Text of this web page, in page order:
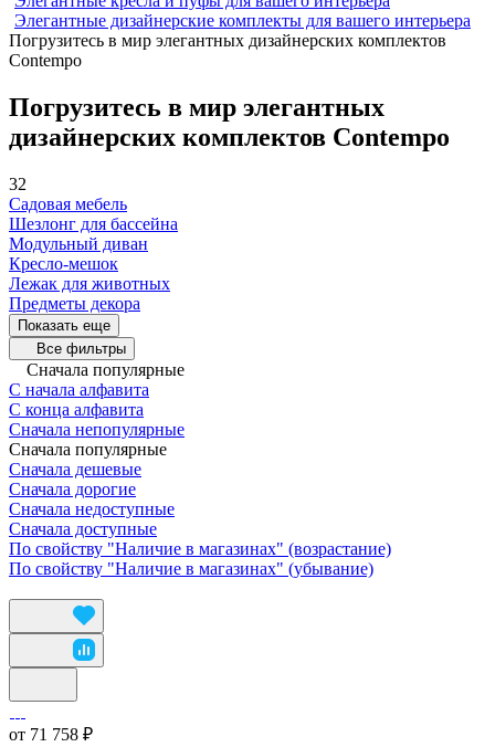
Элегантные дизайнерские комплекты для вашего интерьера
Погрузитесь в мир элегантных дизайнерских комплектов
Contempo
Погрузитесь в мир элегантных
дизайнерских комплектов Contempo
32
Садовая мебель
Шезлонг для бассейна
Модульный диван
Кресло-мешок
Лежак для животных
Предметы декора
Показать еще
Все фильтры
Сначала популярные
С начала алфавита
С конца алфавита
Сначала непопулярные
Сначала популярные
Сначала дешевые
Сначала дорогие
Сначала недоступные
Сначала доступные
По свойству "Наличие в магазинах" (возрастание)
По свойству "Наличие в магазинах" (убывание)
от 71 758 ₽